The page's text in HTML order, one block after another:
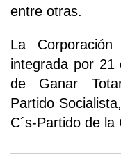
entre otras.
La
integrada por 21
de Ganar
Partido
C´s-Partido de la